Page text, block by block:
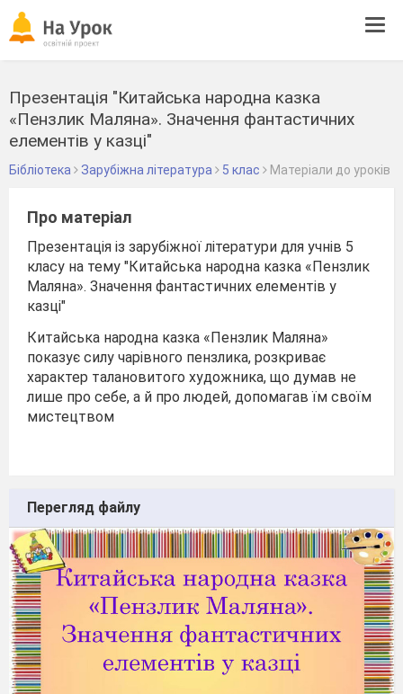
Презентація "Китайська народна казка
«Пензлик Маляна». Значення фантастичних
елементів у казці"
Бібліотека Зарубіжна література 5 клас Матеріали до уроків
Про матеріал
Презентація із зарубіжної літератури для учнів 5
класу на тему "Китайська народна казка «Пензлик
Маляна». Значення фантастичних елементів у
казці"
Китайська народна казка «Пензлик Маляна»
показує силу чарівного пензлика, розкриває
характер талановитого художника, що думав не
лише про себе, а й про людей, допомагав їм своїм
мистецтвом
Перегляд файлу